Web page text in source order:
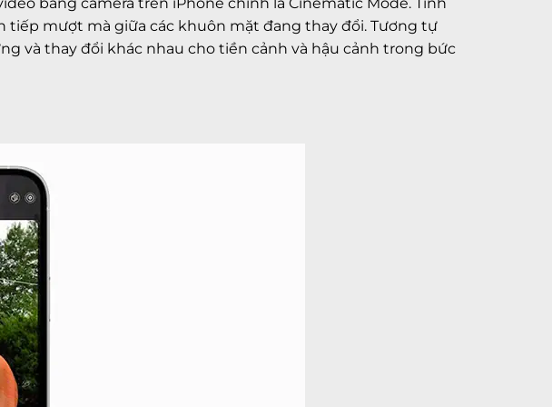
bằng camera trên iPhone chính là Cinematic Mode. Tính
tiếp mượt mà giữa các khuôn mặt đang thay đổi. Tương tự
và thay đổi khác nhau cho tiền cảnh và hậu cảnh trong bức